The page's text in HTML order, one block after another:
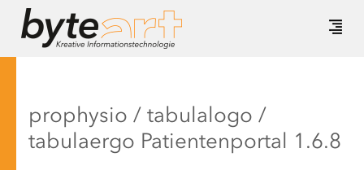
prophysio / tabulalogo /
tabulaergo Patientenportal 1.6.8